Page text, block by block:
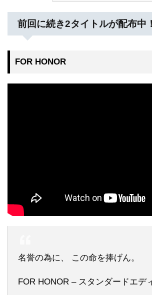
前回に続き2タイトルが配布中
FOR HONOR
名誉の為に、 この命を捧げん。
FOR HONOR – スタンダードエデ